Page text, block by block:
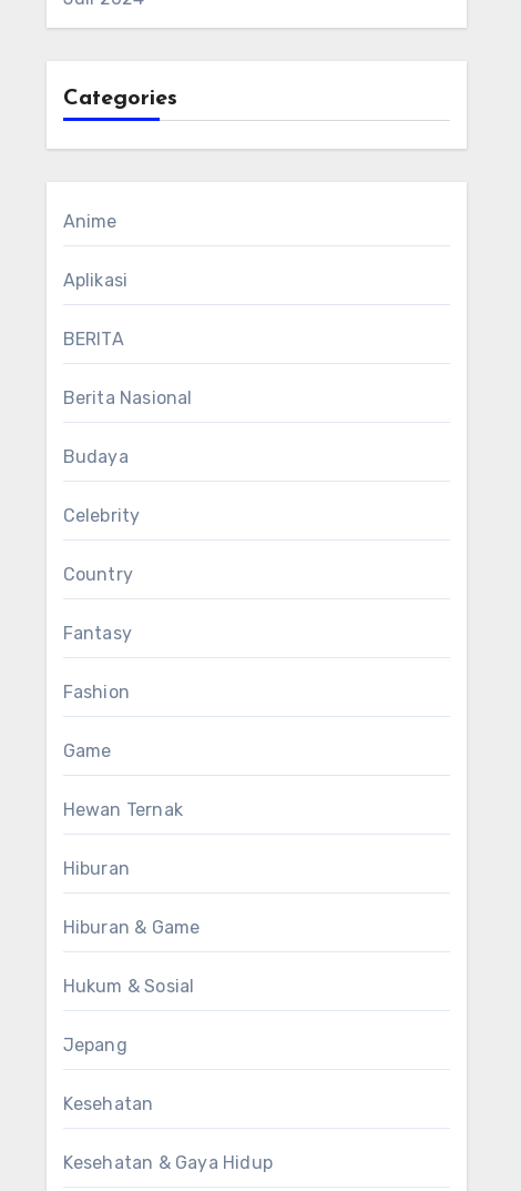
Categories
Anime
Aplikasi
BERITA
Berita Nasional
Budaya
Celebrity
Country
Fantasy
Fashion
Game
Hewan Ternak
Hiburan
Hiburan & Game
Hukum & Sosial
Jepang
Kesehatan
Kesehatan & Gaya Hidup